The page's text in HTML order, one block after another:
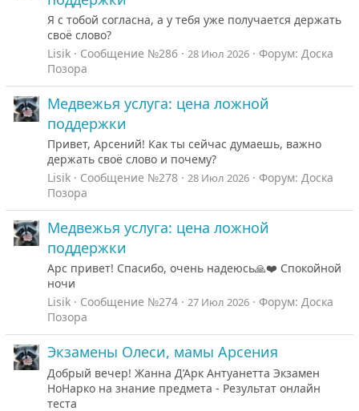
Я с тобой согласна, а у тебя уже получается держать
своё слово?
Lisik
Сообщение №286 28 Июл 2026 Форум: Доска
Позора
Медвежья услуга: цена ложной
поддержки
Привет, Арсений! Как ты сейчас думаешь, важно
держать своё слово и почему?
Lisik
Сообщение №278 28 Июл 2026 Форум: Доска
Позора
Медвежья услуга: цена ложной
поддержки
Арс привет! Спасибо, очень надеюсь🙏❤️ Спокойной
ночи
Lisik
Сообщение №274 27 Июл 2026 Форум: Доска
Позора
Экзамены Олеси, мамы Арсения
Добрый вечер! Жанна Д’Арк Антуанетта Экзамен
НоНарко на знание предмета - Результат онлайн
теста